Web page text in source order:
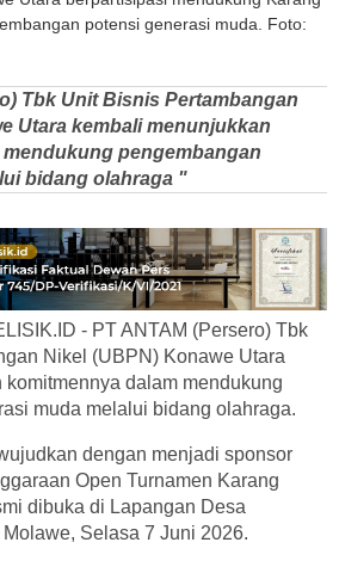
potensi generasi muda. Foto:
Tbk Unit Bisnis Pertambangan
Utara kembali menunjukkan
pengembangan
bidang olahraga "
- PT ANTAM (Persero) Tbk
Nikel (UBPN) Konawe Utara
dalam mendukung
muda melalui bidang olahraga.
dengan menjadi sponsor
Open Turnamen Karang
dibuka di Lapangan Desa
Selasa 7 Juni 2026.